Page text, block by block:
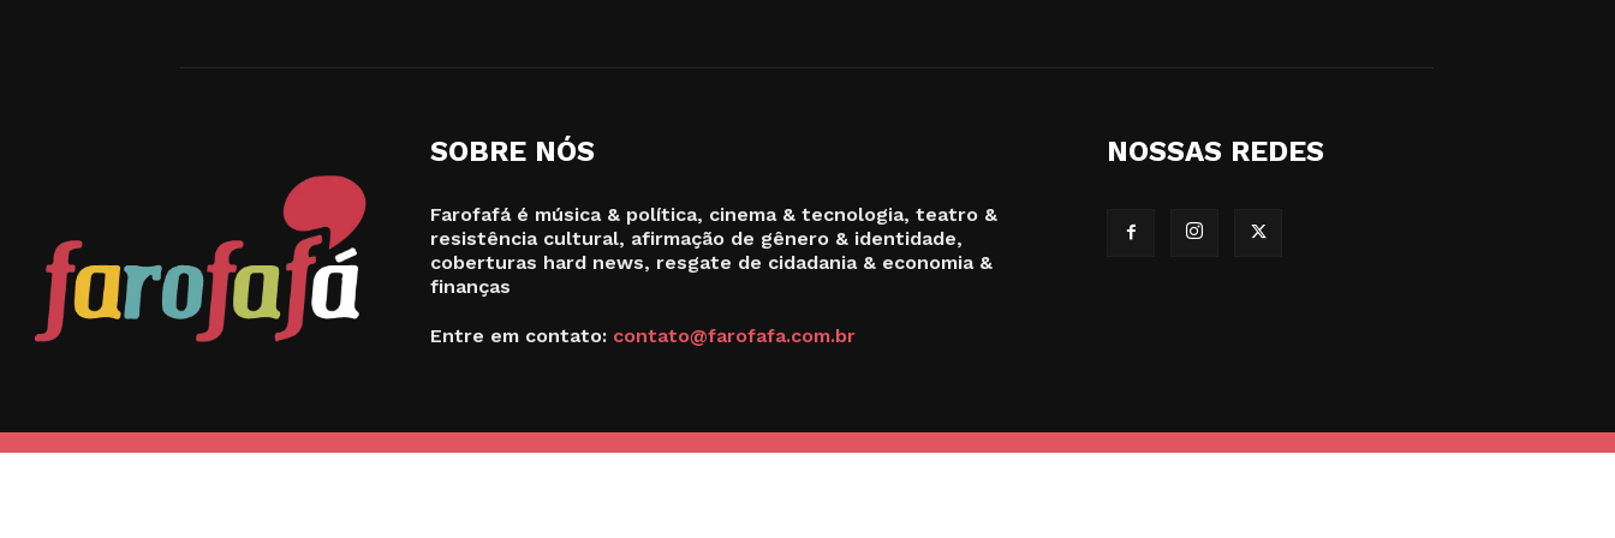
SOBRE NÓS
Farofafá é música & política, cinema & tecnologia, teatro &
resistência cultural, afirmação de gênero & identidade,
coberturas hard news, resgate de cidadania & economia &
finanças
Entre em contato: contato@farofafa.com.br
NOSSAS REDES